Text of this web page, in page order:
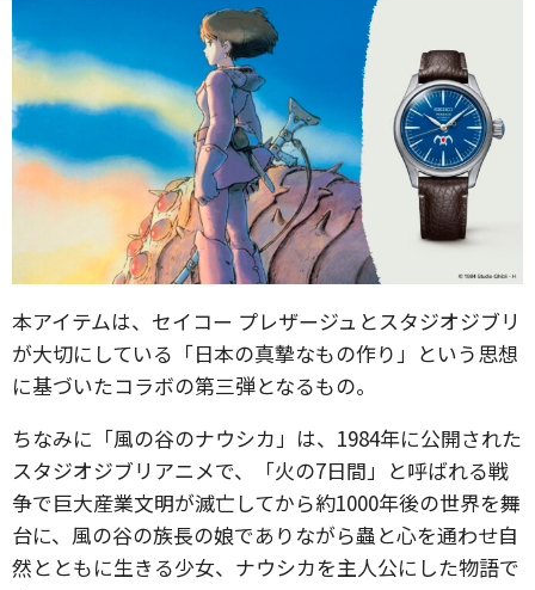
本アイテムは、セイコー プレザージュとスタジオジブリ
が大切にしている「日本の真摯なもの作り」という思想
に基づいたコラボの第三弾となるもの。
ちなみに「風の谷のナウシカ」は、1984年に公開された
スタジオジブリアニメで、「火の7日間」と呼ばれる戦
争で巨大産業文明が滅亡してから約1000年後の世界を舞
台に、風の谷の族長の娘でありながら蟲と心を通わせ自
然とともに生きる少女、ナウシカを主人公にした物語で